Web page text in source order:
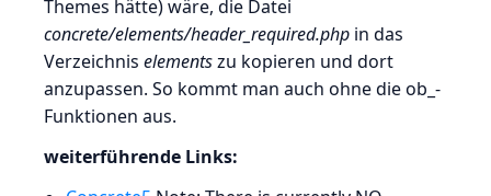
Themes hätte) wäre, die Datei
concrete/elements/header_required.php in das
Verzeichnis elementszu kopieren und dort
anzupassen. So kommt man auch ohne die ob_-
Funktionen aus.
weiterführende Links: